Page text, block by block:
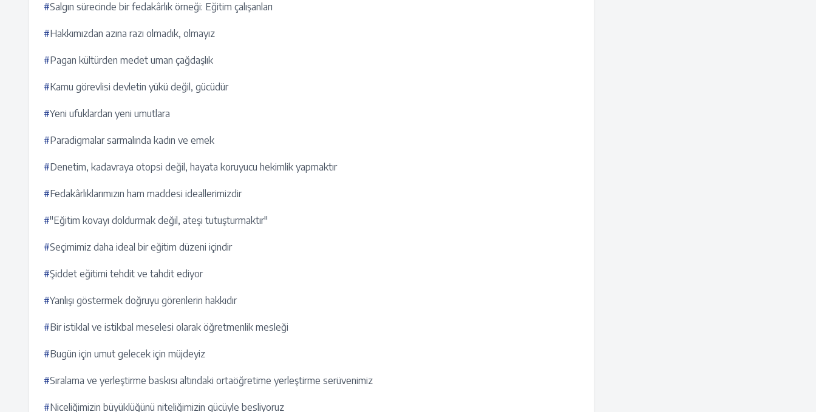
#Salgın sürecinde bir fedakârlık örneği: Eğitim çalışanları
#Hakkımızdan azına razı olmadık, olmayız
#Pagan kültürden medet uman çağdaşlık
#Kamu görevlisi devletin yükü değil, gücüdür
#Yeni ufuklardan yeni umutlara
#Paradigmalar sarmalında kadın ve emek
#Denetim, kadavraya otopsi değil, hayata koruyucu hekimlik yapmaktır
#Fedakârlıklarımızın ham maddesi ideallerimizdir
#"Eğitim kovayı doldurmak değil, ateşi tutuşturmaktır"
#Seçimimiz daha ideal bir eğitim düzeni içindir
#Şiddet eğitimi tehdit ve tahdit ediyor
#Yanlışı göstermek doğruyu görenlerin hakkıdır
#Bir istiklal ve istikbal meselesi olarak öğretmenlik mesleği
#Bugün için umut gelecek için müjdeyiz
#Sıralama ve yerleştirme baskısı altındaki ortaöğretime yerleştirme serüvenimiz
#Niceliğimizin büyüklüğünü niteliğimizin gücüyle besliyoruz